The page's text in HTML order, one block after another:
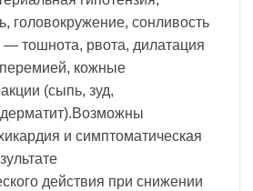
головокружение, сонливость
— тошнота, рвота, дилатация
кожные
(сыпь, зуд,
и симптоматическая
действия при снижении